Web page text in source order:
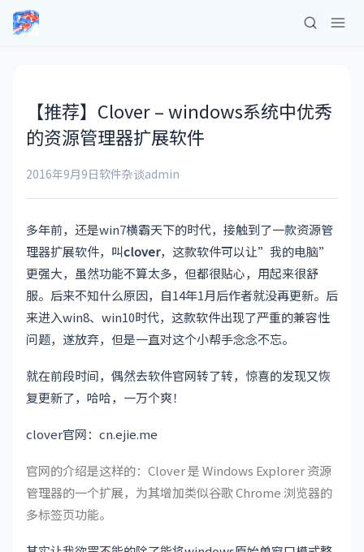
【推荐】Clover – windows系统中优秀
的资源管理器扩展软件
2016年9月9日软件杂谈admin
多年前，还是win7横霸天下的时代，接触到了一款资源管
理器扩展软件，叫clover，这款软件可以让”我的电脑”
更强大，虽然功能不算太多，但都很贴心，用起来很舒
服。后来不知什么原因，自14年1月后作者就没再更新。后
来进入win8、win10时代，这款软件出现了严重的兼容性
问题，遂放弃，但是一直对这个小帮手念念不忘。
就在前段时间，偶然去软件官网转了转，惊喜的发现又恢
复更新了，哈哈，一万个爽！
clover官网：cn.ejie.me
官网的介绍是这样的：Clover 是 Windows Explorer 资源
管理器的一个扩展，为其增加类似谷歌 Chrome 浏览器的
多标签页功能。